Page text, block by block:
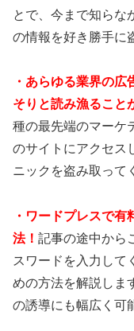
とで、今まで知らな
の情報を好き勝手に
・あらゆる業界の
そりと読み漁ること
種の最先端のマーケ
のサイトにアクセス
ニックを盗み取って
・ワードプレスで
法！ 記事の途中から
スワードを入力して
めの方法を解説しま
の誘導にも幅広く可